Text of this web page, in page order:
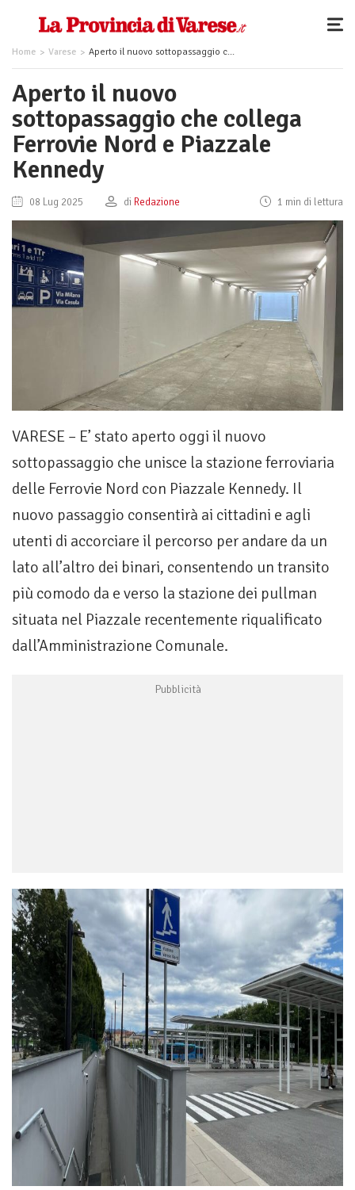
Home Varese Aperto il nuovo sottopassaggio che collega Ferrovie Nord e Piazzale Kennedy
Aperto il nuovo
sottopassaggio che collega
Ferrovie Nord e Piazzale
Kennedy
08 Lug 2025 di Redazione 1 min di lettura
VARESE – E’ stato aperto oggi il nuovo
sottopassaggio che unisce la stazione ferroviaria
delle Ferrovie Nord con Piazzale Kennedy. Il
nuovo passaggio consentirà ai cittadini e agli
utenti di accorciare il percorso per andare da un
lato all’altro dei binari, consentendo un transito
più comodo da e verso la stazione dei pullman
situata nel Piazzale recentemente riqualificato
dall’Amministrazione Comunale.